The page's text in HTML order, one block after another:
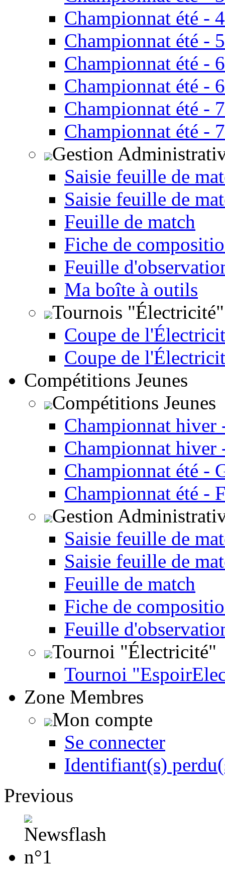
Championnat été -
Championnat été -
Championnat été -
Championnat été -
Championnat été -
Championnat été -
Gestion
Saisie feuille de
Saisie feuille de
Feuille de match
Fiche de
Feuille
Ma boîte à outils
Tournois "Électricité"
Coupe de
Coupe de
Compétitions Jeunes
Compétitions Jeunes
Championnat hiver
Championnat hiver
Championnat été -
Championnat été -
Gestion
Saisie feuille de
Saisie feuille de
Feuille de match
Fiche de
Feuille
Tournoi "Électricité"
Tournoi
Zone Membres
Mon compte
Se connecter
Identifiant(s)
Previous